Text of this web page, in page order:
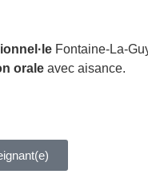
Fontaine-La-
orale avec aisance.